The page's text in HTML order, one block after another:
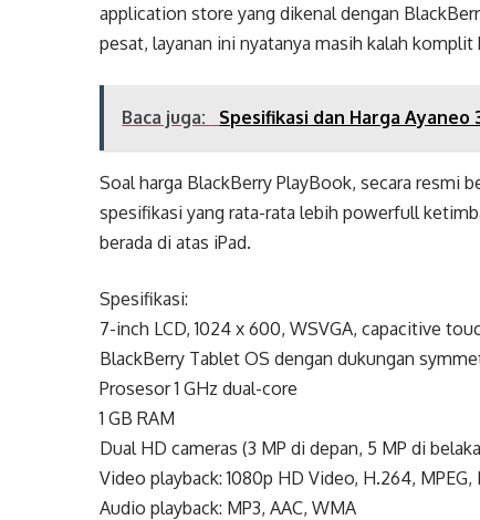
application store yang dikenal dengan
pesat, layanan ini nyatanya masih kalah
Baca juga: Spesifikasi dan Harga
Soal harga BlackBerry PlayBook, secara resmi
spesifikasi yang rata-rata lebih powerfull
berada di atas iPad.
Spesifikasi:
7-inch LCD, 1024 x 600, WSVGA, capacitive
BlackBerry Tablet OS dengan dukungan
Prosesor 1 GHz dual-core
1 GB RAM
Dual HD cameras (3 MP di depan, 5 MP di
Video playback: 1080p HD Video, H.264, MPEG,
Audio playback: MP3, AAC, WMA